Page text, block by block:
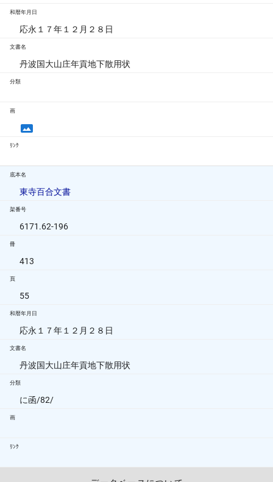
和暦年月日
応永１７年１２月２８日
文書名
丹波国大山庄年貢地下散用状
分類
画
ﾘﾝｸ
底本名
東寺百合文書
架番号
6171.62-196
冊
413
頁
55
和暦年月日
応永１７年１２月２８日
文書名
丹波国大山庄年貢地下散用状
分類
に函/82/
画
ﾘﾝｸ